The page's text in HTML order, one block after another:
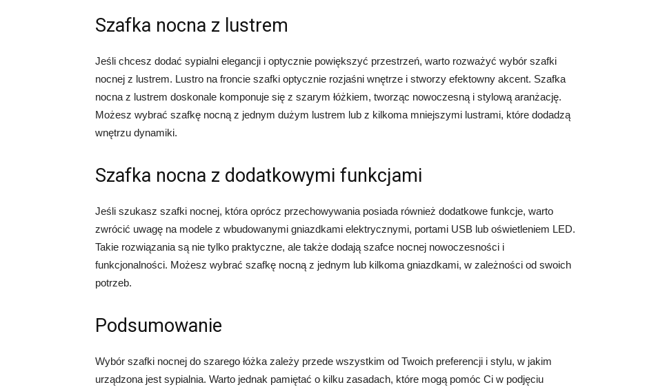
Szafka nocna z lustrem
Jeśli chcesz dodać sypialni elegancji i optycznie powiększyć przestrzeń, warto rozważyć wybór szafki
nocnej z lustrem. Lustro na froncie szafki optycznie rozjaśni wnętrze i stworzy efektowny akcent. Szafka
nocna z lustrem doskonale komponuje się z szarym łóżkiem, tworząc nowoczesną i stylową aranżację.
Możesz wybrać szafkę nocną z jednym dużym lustrem lub z kilkoma mniejszymi lustrami, które dodadzą
wnętrzu dynamiki.
Szafka nocna z dodatkowymi funkcjami
Jeśli szukasz szafki nocnej, która oprócz przechowywania posiada również dodatkowe funkcje, warto
zwrócić uwagę na modele z wbudowanymi gniazdkami elektrycznymi, portami USB lub oświetleniem LED.
Takie rozwiązania są nie tylko praktyczne, ale także dodają szafce nocnej nowoczesności i
funkcjonalności. Możesz wybrać szafkę nocną z jednym lub kilkoma gniazdkami, w zależności od swoich
potrzeb.
Podsumowanie
Wybór szafki nocnej do szarego łóżka zależy przede wszystkim od Twoich preferencji i stylu, w jakim
urządzona jest sypialnia. Warto jednak pamiętać o kilku zasadach, które mogą pomóc Ci w podjęciu